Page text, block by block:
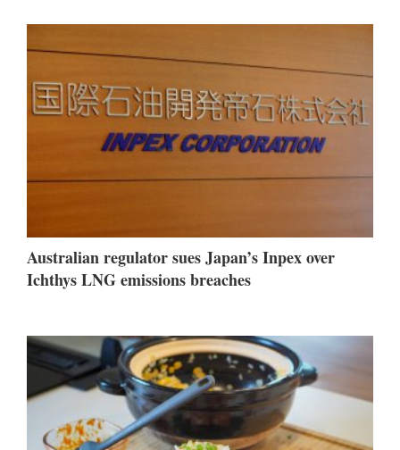
Australian regulator sues Japan’s Inpex over
Ichthys LNG emissions breaches